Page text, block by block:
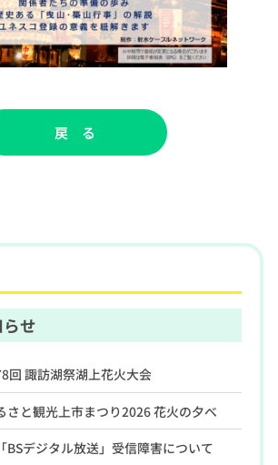
戻 る
せ
回 諏訪湖祭湖上花火大会
さと観光上市まつり2026 花火の夕べ
BSデジタル放送」受信障害について